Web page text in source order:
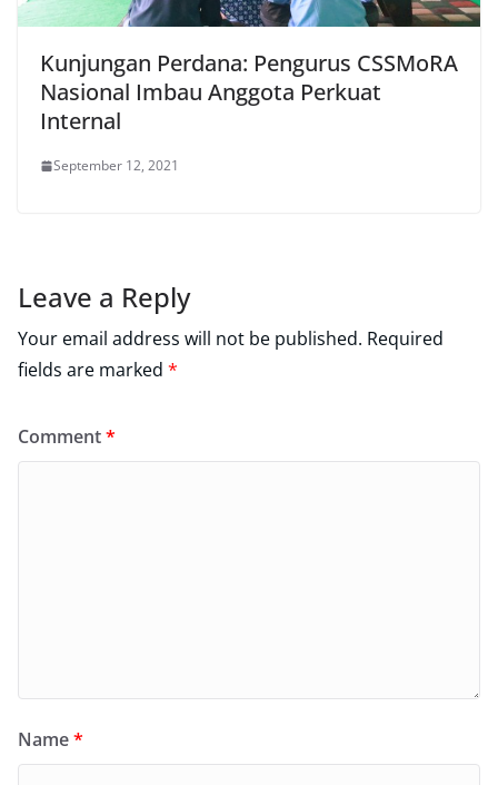
Kunjungan Perdana: Pengurus CSSMoRA
Nasional Imbau Anggota Perkuat
Internal
September 12, 2021
Leave a Reply
Your email address will not be published. Required
fields are marked *
Comment*
Name*